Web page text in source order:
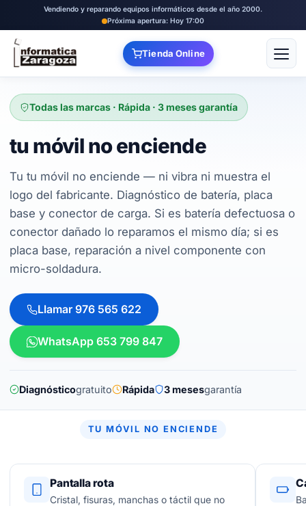
Vendiendo y reparando equipos informáticos desde el año 2000.
Próxima apertura: Hoy 17:00
Tienda Online Abrir
Todas las marcas · Rápida · 3 meses garantía
tu móvil no enciende
Tu tu móvil no enciende — ni vibra ni muestra el
logo del fabricante. Diagnóstico de batería, placa
base y conector de carga. Si es batería defectuosa o
conector dañado lo reparamos el mismo día; si es
placa base, reparación a nivel componente con
micro-soldadura.
Llamar 976 565 622
WhatsApp 653 799 847
Diagnósticogratuito Rápida 3 mesesgarantía
TU MÓVIL NO ENCIENDE
Pantalla rota
Cristal, fisuras, manchas o táctil que no